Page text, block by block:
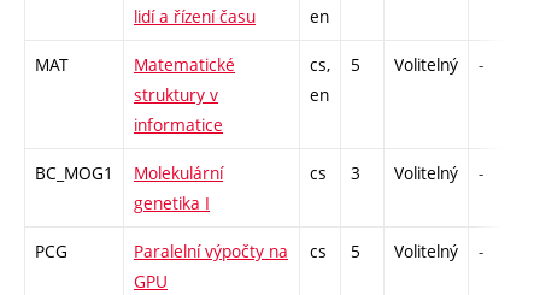
lidí a řízení času
en
MAT
Matematické
struktury v
informatice
cs,
en
5 Volitelný -
BC_MOG1
Molekulární
genetika I
cs 3 Volitelný -
PCG
Paralelní výpočty na
GPU
cs 5 Volitelný -